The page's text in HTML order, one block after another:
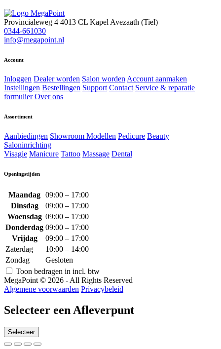
Provincialeweg 4 4013 CL Kapel Avezaath (Tiel)
0344-661030
info@megapoint.nl
Account
Inloggen Dealer worden Salon wordenAccount aanmaken
Instellingen Bestellingen Support Contact Service & reparatie
formulier Over ons
Assortiment
Aanbiedingen Showroom Modellen Pedicure Beauty
Saloninrichting
Visagie Manicure Tattoo Massage Dental
Openingstijden
Maandag 09:00 – 17:00
Dinsdag
09:00 – 17:00
Woensdag 09:00 – 17:00
Donderdag 09:00 – 17:00
Vrijdag
09:00 – 17:00
Zaterdag
10:00 – 14:00
Zondag
Gesloten
Toon bedragen in incl. btw
MegaPoint © 2026 - All Rights Reserved
Algemene voorwaarden Privacybeleid
Selecteer een Afleverpunt
Selecteer